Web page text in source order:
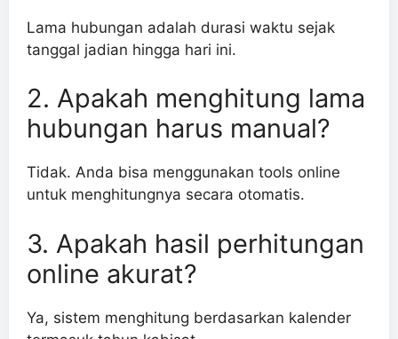
Lama hubungan adalah durasi waktu sejak
tanggal jadian hingga hari ini.
2. Apakah menghitung lama
hubungan harus manual?
Tidak. Anda bisa menggunakan tools online
untuk menghitungnya secara otomatis.
3. Apakah hasil perhitungan
online akurat?
Ya, sistem menghitung berdasarkan kalender